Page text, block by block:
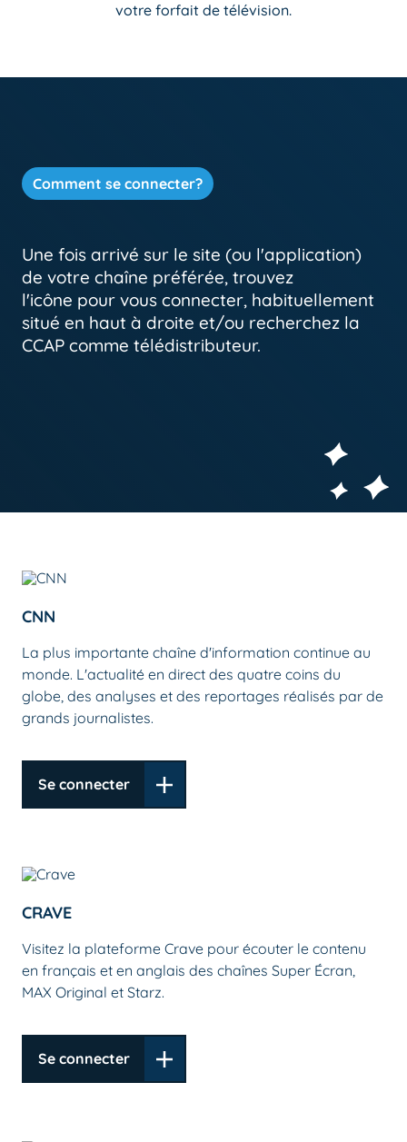
votre forfait de télévision.
Comment se connecter?
Une fois arrivé sur le site (ou l'application)
de votre chaîne préférée, trouvez
l'icône pour vous connecter, habituellement
situé en haut à droite et/ou recherchez la
CCAP comme télédistributeur.
CNN
La plus importante chaîne d'information continue au
monde. L'actualité en direct des quatre coins du
globe, des analyses et des reportages réalisés par de
grands journalistes.
Se connecter
CRAVE
Visitez la plateforme Crave pour écouter le contenu
en français et en anglais des chaînes Super Écran,
MAX Original et Starz.
Se connecter